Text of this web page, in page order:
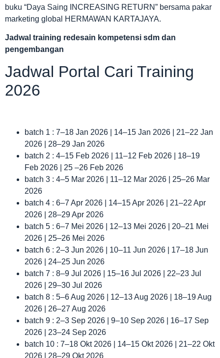
buku “Daya Saing INCREASING RETURN” bersama pakar
marketing global HERMAWAN KARTAJAYA.
Jadwal training redesain kompetensi sdm dan
pengembangan
Jadwal Portal Cari Training
2026
batch 1 : 7–18 Jan 2026 | 14–15 Jan 2026 | 21–22 Jan
2026 | 28–29 Jan 2026
batch 2 : 4–15 Feb 2026 | 11–12 Feb 2026 | 18–19
Feb 2026 | 25 –26 Feb 2026
batch 3 : 4–5 Mar 2026 | 11–12 Mar 2026 | 25–26 Mar
2026
batch 4 : 6–7 Apr 2026 | 14–15 Apr 2026 | 21–22 Apr
2026 | 28–29 Apr 2026
batch 5 : 6–7 Mei 2026 | 12–13 Mei 2026 | 20–21 Mei
2026 | 25–26 Mei 2026
batch 6 : 2–3 Jun 2026 | 10–11 Jun 2026 | 17–18 Jun
2026 | 24–25 Jun 2026
batch 7 : 8–9 Jul 2026 | 15–16 Jul 2026 | 22–23 Jul
2026 | 29–30 Jul 2026
batch 8 : 5–6 Aug 2026 | 12–13 Aug 2026 | 18–19 Aug
2026 | 26–27 Aug 2026
batch 9 : 2–3 Sep 2026 | 9–10 Sep 2026 | 16–17 Sep
2026 | 23–24 Sep 2026
batch 10 : 7–18 Okt 2026 | 14–15 Okt 2026 | 21–22 Okt
2026 | 28–29 Okt 2026